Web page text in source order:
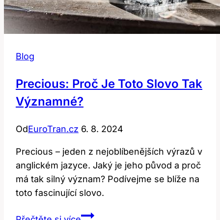
Blog
Precious: Proč Je Toto Slovo Tak
Významné?
OdEuroTran.cz 6. 8. 2024
Precious – jeden z nejoblíbenějších výrazů v
anglickém jazyce. Jaký je jeho původ a proč
má tak silný význam? Podívejme se blíže na
toto fascinující slovo.
Precious: